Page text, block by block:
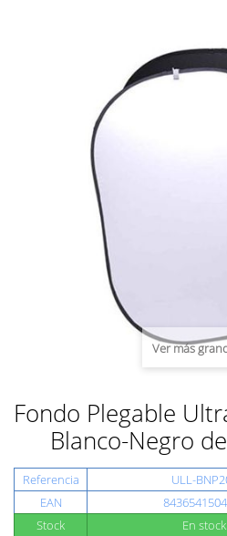
Ver más
Fondo Plegable
Blanco-Negro
Referencia
ULL-
EAN
Stock
En stock